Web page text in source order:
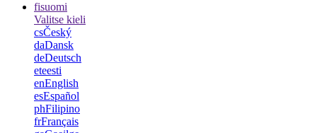
fisuomi
Valitse kieli
csČeský
daDansk
deDeutsch
eteesti
enEnglish
esEspañol
phFilipino
frFrançais